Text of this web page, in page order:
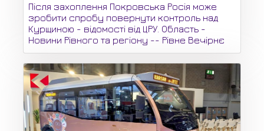
Після захоплення Покровська Росія може
зробити спробу повернути контроль над
Курщиною - відомості від ЦРУ. Область -
Новини Рівного та регіону -- Рівне Вечірнє